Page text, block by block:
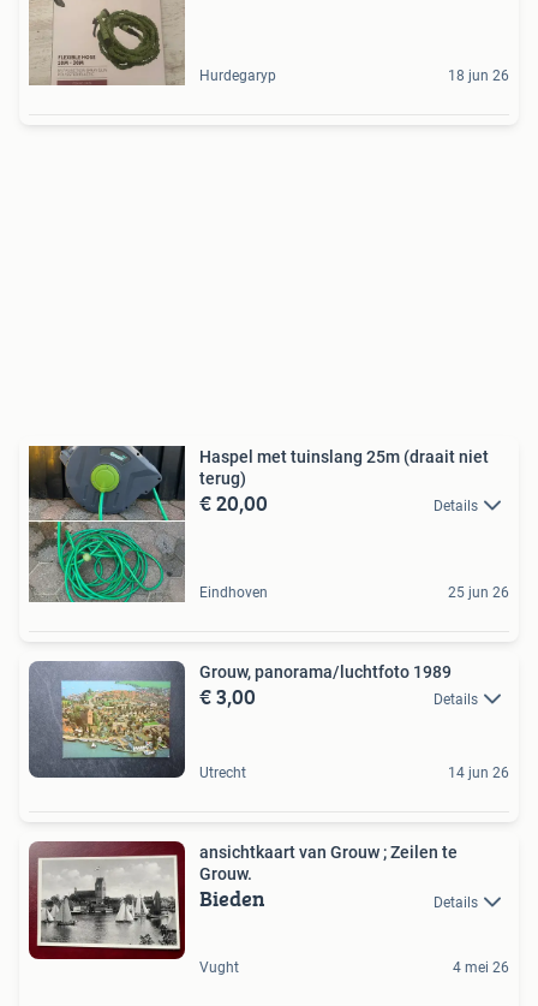
Hurdegaryp 18 jun 26
Haspel met tuinslang 25m (draait niet
terug)
€ 20,00 Details
Eindhoven 25 jun 26
Grouw, panorama/luchtfoto 1989
€ 3,00 Details
Utrecht 14 jun 26
ansichtkaart van Grouw ; Zeilen te
Grouw.
Bieden Details
Vught 4 mei 26